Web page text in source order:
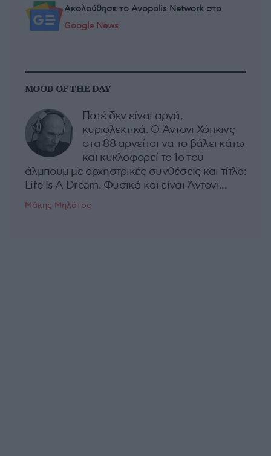
Ακολούθησε το Avopolis Network στο
Google News
MOOD OF THE DAY
Ποτέ δεν είναι αργά,
κυριολεκτικά. Ο Άντονι Χόπκινς
στα 88 αρνείται να το βάλει κάτω
και κυκλοφορεί το 1ο του
άλμπουμ με ορχηστρικές συνθέσεις και τίτλο:
Life Is A Dream. Φυσικά και είναι Άντονι...
Μάκης Μηλάτος